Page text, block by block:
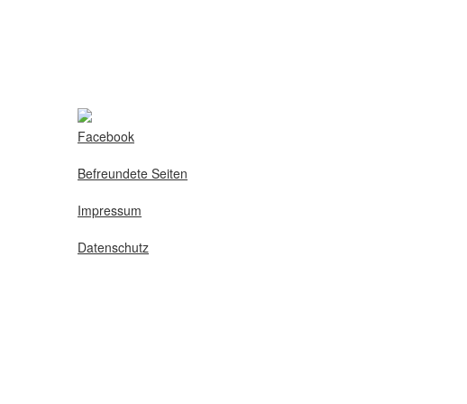
Facebook
Befreundete Seiten
Impressum
Datenschutz